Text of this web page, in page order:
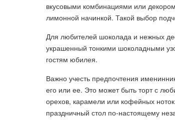
вкусовыми комбинациями или
лимонной начинкой. Такой выбор
Для любителей шоколада и нежных
украшенный тонкими шоколадными
гостям юбилея.
Важно учесть предпочтения
его или ее. Это может быть торт с
орехов, карамели или кофейных
праздничный стол по-настоящему